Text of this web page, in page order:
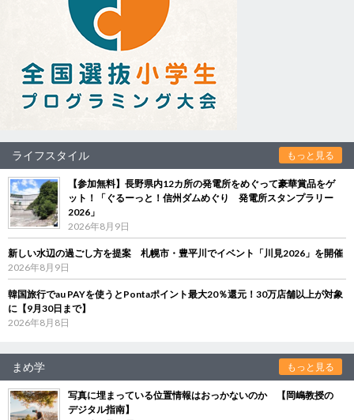
ライフスタイル もっと見る
【参加無料】長野県内12カ所の発電所をめぐって豪華賞品をゲ
ット！「ぐるーっと！信州ダムめぐり 発電所スタンプラリー
2026」
2026年8月9日
新しい水辺の過ごし方を提案 札幌市・豊平川でイベント「川見2026」を開催
2026年8月9日
韓国旅行でau PAYを使うとPontaポイント最大20％還元！30万店舗以上が対象
に【9月30日まで】
2026年8月8日
まめ学 もっと見る
写真に埋まっている位置情報はおっかないのか 【岡嶋教授の
デジタル指南】